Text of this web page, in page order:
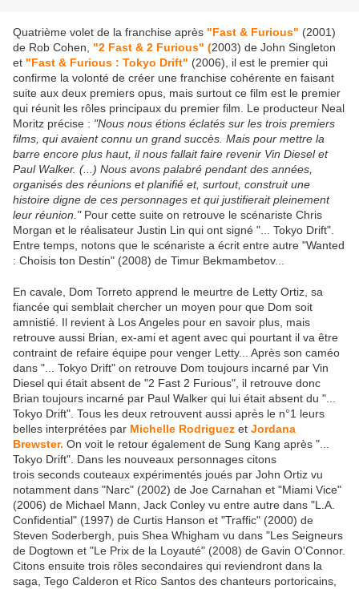
Quatrième volet de la franchise après "Fast & Furious" (2001)
de Rob Cohen, "2 Fast & 2 Furious" (2003) de John Singleton
et "Fast & Furious : Tokyo Drift" (2006), il est le premier qui
confirme la volonté de créer une franchise cohérente en faisant
suite aux deux premiers opus, mais surtout ce film est le premier
qui réunit les rôles principaux du premier film. Le producteur Neal
Moritz précise : "Nous nous étions éclatés sur les trois premiers
films, qui avaient connu un grand succès. Mais pour mettre la
barre encore plus haut, il nous fallait faire revenir Vin Diesel et
Paul Walker. (...) Nous avons palabré pendant des années,
organisés des réunions et planifié et, surtout, construit une
histoire digne de ces personnages et qui justifierait pleinement
leur réunion."Pour cette suite on retrouve le scénariste Chris
Morgan et le réalisateur Justin Lin qui ont signé "... Tokyo Drift".
Entre temps, notons que le scénariste a écrit entre autre "Wanted
: Choisis ton Destin" (2008) de Timur Bekmambetov...
En cavale, Dom Torreto apprend le meurtre de Letty Ortiz, sa
fiancée qui semblait chercher un moyen pour que Dom soit
amnistié. Il revient à Los Angeles pour en savoir plus, mais
retrouve aussi Brian, ex-ami et agent avec qui pourtant il va être
contraint de refaire équipe pour venger Letty... Après son caméo
dans "... Tokyo Drift" on retrouve Dom toujours incarné par Vin
Diesel qui était absent de "2 Fast 2 Furious", il retrouve donc
Brian toujours incarné par Paul Walker qui lui était absent du "...
Tokyo Drift". Tous les deux retrouvent aussi après le n°1 leurs
belles interprétées par Michelle Rodriguez et Jordana
Brewster. On voit le retour également de Sung Kang après "...
Tokyo Drift". Dans les nouveaux personnages citons
trois seconds couteaux expérimentés joués par John Ortiz vu
notamment dans "Narc" (2002) de Joe Carnahan et "Miami Vice"
(2006) de Michael Mann, Jack Conley vu entre autre dans "L.A.
Confidential" (1997) de Curtis Hanson et "Traffic" (2000) de
Steven Soderbergh, puis Shea Whigham vu dans "Les Seigneurs
de Dogtown et "Le Prix de la Loyauté" (2008) de Gavin O'Connor.
Citons ensuite trois rôles secondaires qui reviendront dans la
saga, Tego Calderon et Rico Santos des chanteurs portoricains,